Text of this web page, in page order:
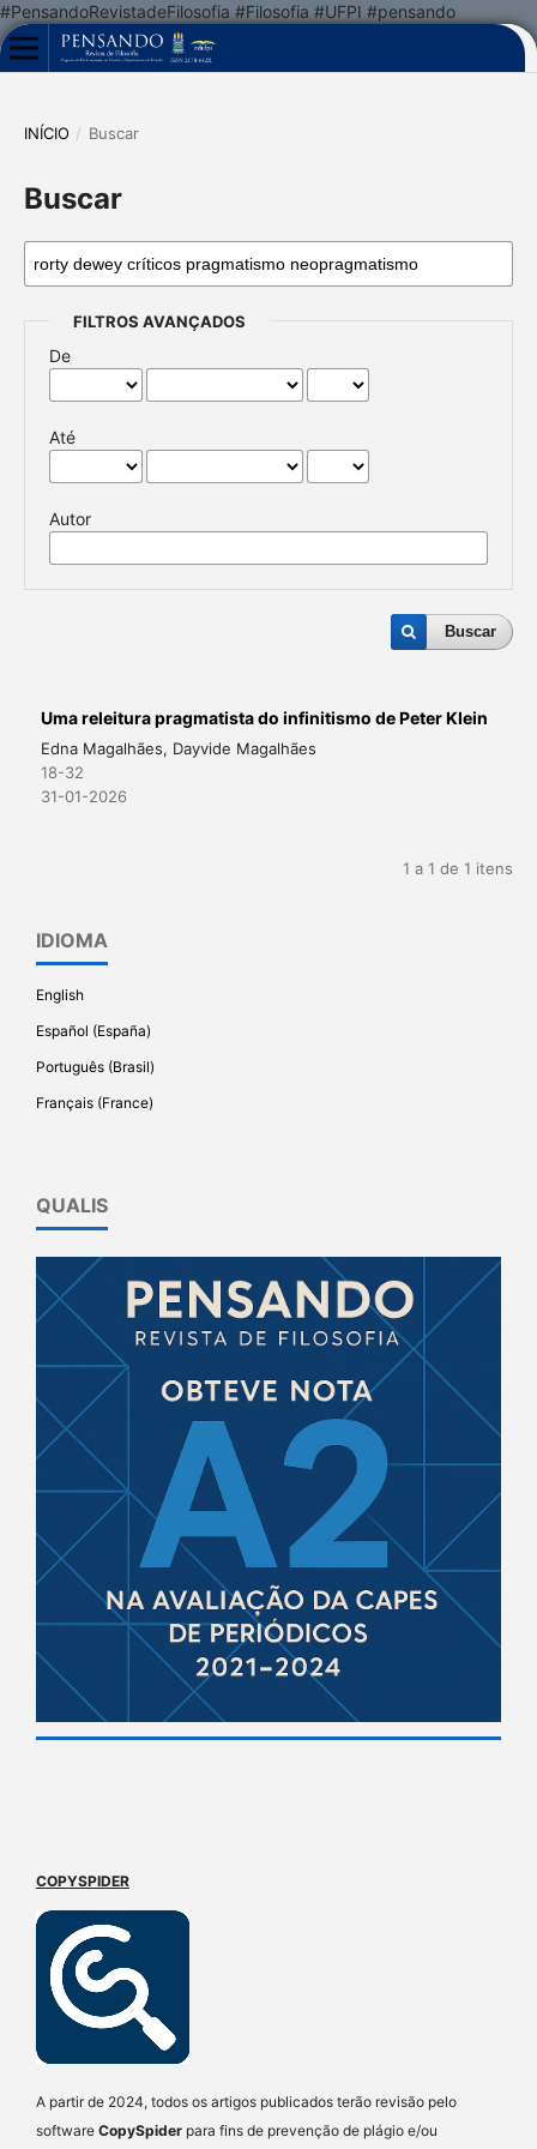
#PensandoRevistadeFilosofia #Filosofia #UFPI #pensando
INÍCIO / Buscar
Buscar
FILTROS AVANÇADOS
De
Até
Autor
Buscar
Uma releitura pragmatista do infinitismo de Peter Klein
Edna Magalhães, Dayvide Magalhães
18-32
31-01-2026
1 a 1 de 1 itens
IDIOMA
English
Español (España)
Português (Brasil)
Français (France)
QUALIS
COPYSPIDER
A partir de 2024, todos os artigos publicados terão revisão pelo
software CopySpider para fins de prevenção de plágio e/ou